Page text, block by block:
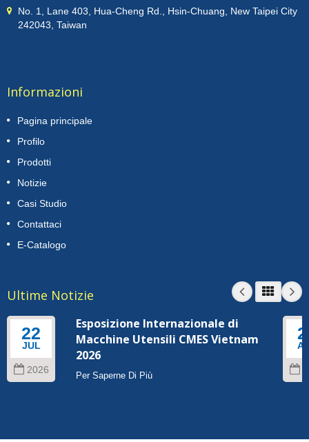
No. 1, Lane 403, Hua-Cheng Rd., Hsin-Chuang, New Taipei City
242043, Taiwan
Informazioni
Pagina principale
Profilo
Prodotti
Notizie
Casi Studio
Contattaci
E-Catalogo
Ultime Notizie
22
JUL
2026
Esposizione Internazionale di
Macchine Utensili CMES Vietnam
2026
Per Saperne Di Più